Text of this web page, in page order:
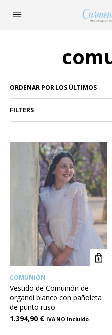
FILTERS
COMUNIÓN
Vestido de Comunión de
organdí blanco con pañoleta
de punto ruso
1.394,90 € IVA NO Incluido